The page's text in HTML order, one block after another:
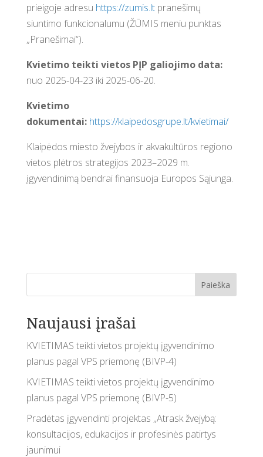
prieigoje adresu https://zumis.ltpranešimų
siuntimo funkcionalumu (ŽŪMIS meniu punktas
„Pranešimai“).
Kvietimo teikti vietos PĮP galiojimo data:
nuo 2025-04-23 iki 2025-06-20.
Kvietimo
dokumentai: https://klaipedosgrupe.lt/kvietimai/
Klaipėdos miesto žvejybos ir akvakultūros regiono
vietos plėtros strategijos 2023–2029 m.
įgyvendinimą bendrai finansuoja Europos Sąjunga.
Paieška
Naujausi įrašai
KVIETIMAS teikti vietos projektų įgyvendinimo
planus pagal VPS priemonę (BIVP-4)
KVIETIMAS teikti vietos projektų įgyvendinimo
planus pagal VPS priemonę (BIVP-5)
Pradėtas įgyvendinti projektas „Atrask žvejybą:
konsultacijos, edukacijos ir profesinės patirtys
jaunimui